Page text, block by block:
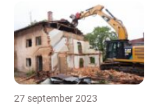
27 september 2023